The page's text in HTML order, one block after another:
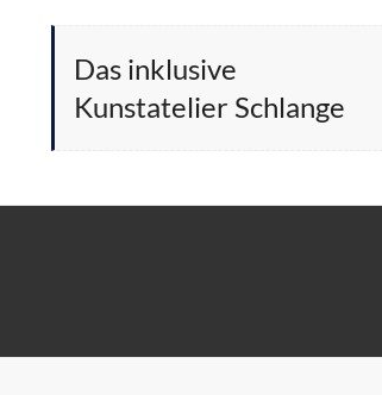
Das inklusive
Kunstatelier Schlange